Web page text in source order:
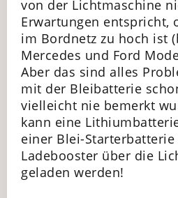
von der Lichtmaschine
Erwartungen entspricht,
im Bordnetz zu hoch ist
Mercedes und Ford
Aber das sind alles
mit der Bleibatterie
vielleicht nie bemerkt
kann eine
einer Blei-
Ladebooster über die
geladen werden!